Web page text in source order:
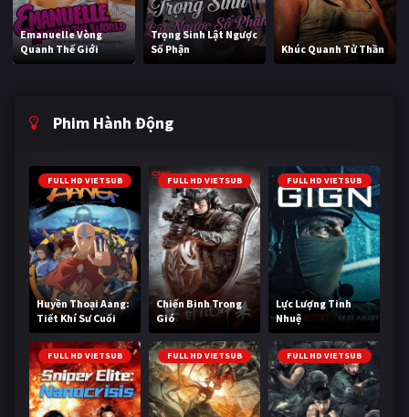
Emanuelle Vòng
Quanh Thế Giới
Trọng Sinh Lật Ngược
Số Phận
Khúc Quanh Tử Thần
Phim Hành Động
FULL HD VIETSUB
Huyền Thoại Aang:
Tiết Khí Sư Cuối
Cùng
FULL HD VIETSUB
Chiến Binh Trong
Gió
FULL HD VIETSUB
Lực Lượng Tinh
Nhuệ
FULL HD VIETSUB FULL HD VIETSUB FULL HD VIETSUB